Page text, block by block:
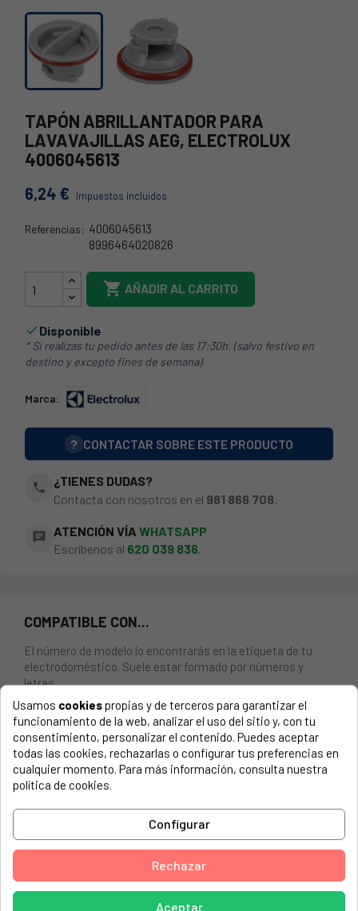
TAPÓN ABRILLANTADOR PARA
LAVAVAJILLAS AEG, ELECTROLUX
4006045613
6,24 € Impuestos incluidos
Referencias: 4006045613
8996464020826
 AÑADIR AL CARRITO
Disponible
* Si realizas tu pedido antes de las 17:30h. (salvo festivo en
destino y excepto fines de semana)
Marca:
? CONTACTAR SOBRE ESTE PRODUCTO
phone
¿TIENES DUDAS?
Contacta con nosotros en el 981 866 708
chat ATENCIÓN VÍA WHATSAPP
Escríbenos al 620 039 836.
COMPATIBLE CON...
El número de modelo lo encontrarás en la etiqueta de tu
electrodoméstico. Suele estar formado por números y
letras.
TAPÓN ABRILLANTADOR PARA LAVAVAJILLAS AEG,
ELECTROLUX.
AEG, 60627900100 FAV865 SGA
AEG, 60627900200 FAV865 SGA
AEG, 60627900400 FAVORIT 665 SGA
AEG, 60627900500 FAVORIT 665 SGA
Usamos cookiespropias y de terceros para garantizar el
funcionamiento de la web, analizar el uso del sitio y, con tu
consentimiento, personalizar el contenido. Puedes aceptar
todas las cookies, rechazarlas o configurar tus preferencias en
cualquier momento. Para más información, consulta nuestra
política de cookies.
Configurar
Rechazar
Aceptar